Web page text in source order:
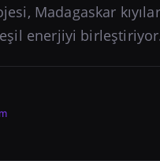
Madagaskar
enerjiyi